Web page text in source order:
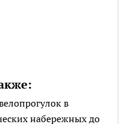
в
набережных до